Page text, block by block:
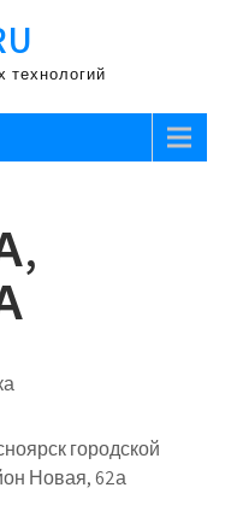
технологий
городской
Новая, 62а